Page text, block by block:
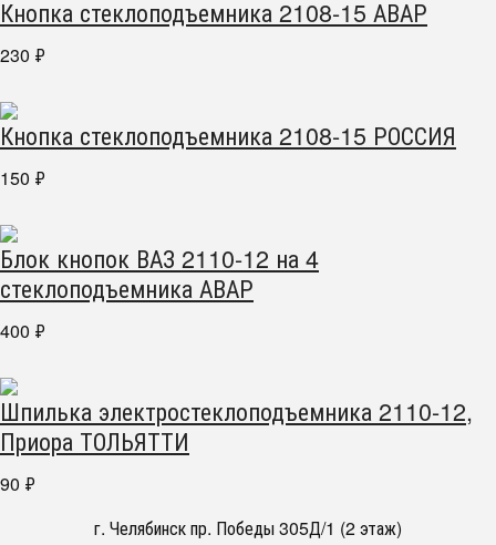
Кнопка стеклоподъемника 2108-15 АВАР
230 ₽
Кнопка стеклоподъемника 2108-15 РОССИЯ
150 ₽
Блок кнопок ВАЗ 2110-12 на 4
стеклоподъемника АВАР
400 ₽
Шпилька электростеклоподъемника 2110-12,
Приора ТОЛЬЯТТИ
90 ₽
г. Челябинск пр. Победы 305Д/1 (2 этаж)